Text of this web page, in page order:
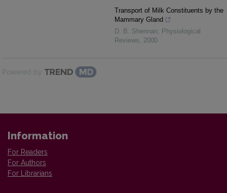
Transport of Milk Constituents by the
Mammary Gland
D. B. Shennan, Physiological
Reviews, 2000
Powered by
Information
For Readers
For Authors
For Librarians